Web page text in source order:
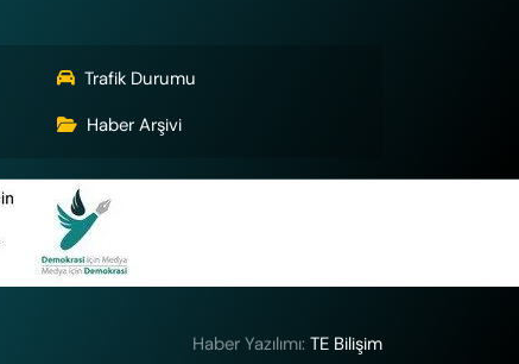
Trafik Durumu
Haber Arşivi
Haber Yazılımı:TE Bilişim